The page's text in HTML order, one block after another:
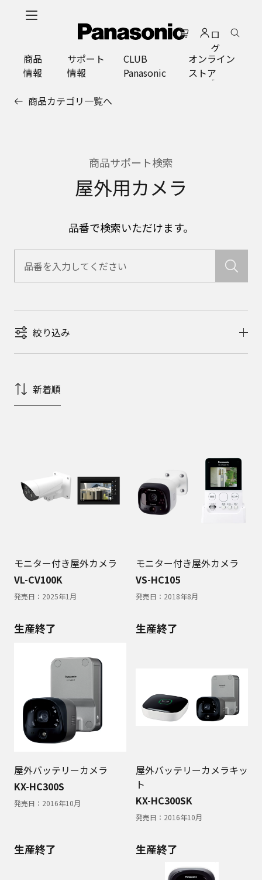
ロ
グ
イ
ン
商品
情報
サポート
情報
CLUB
Panasonic
オンライン
ストア
商品カテゴリ一覧へ
商品サポート検索
屋外用カメラ
品番で検索いただけます。
絞り込み
新着順
モニター付き屋外カメラ
VL-CV100K
発売日： 2025年1月
モニター付き屋外カメラ
VS-HC105
発売日： 2018年8月
生産終了
屋外バッテリーカメラ
KX-HC300S
発売日： 2016年10月
生産終了
屋外バッテリーカメラキッ
ト
KX-HC300SK
発売日： 2016年10月
生産終了 生産終了